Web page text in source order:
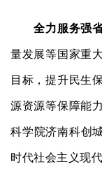
全力服务强省
量发展等国家重
目标，提升民生
源资源等保障能
科学院济南科创
时代社会主义现